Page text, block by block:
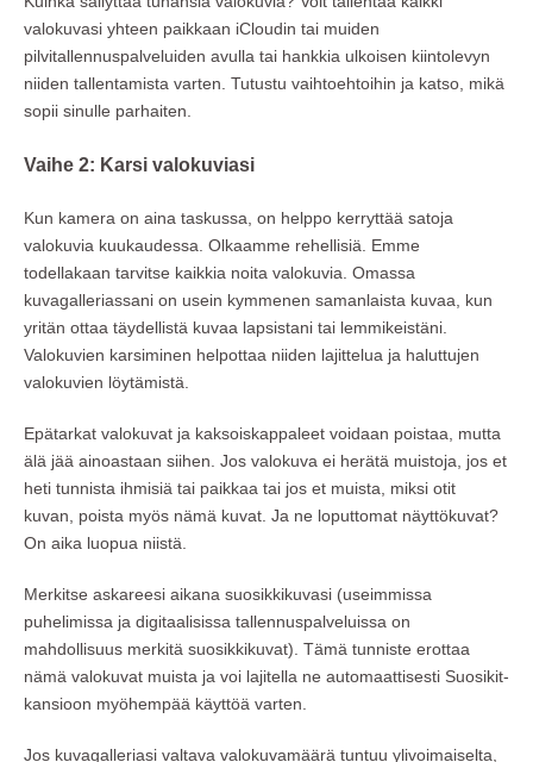
valokuvasi yhteen paikkaan iCloudin tai muiden
pilvitallennuspalveluiden avulla tai hankkia ulkoisen kiintolevyn
niiden tallentamista varten. Tutustu vaihtoehtoihin ja katso, mikä
sopii sinulle parhaiten.
Vaihe 2: Karsi valokuviasi
Kun kamera on aina taskussa, on helppo kerryttää satoja
valokuvia kuukaudessa. Olkaamme rehellisiä. Emme
todellakaan tarvitse kaikkia noita valokuvia. Omassa
kuvagalleriassani on usein kymmenen samanlaista kuvaa, kun
yritän ottaa täydellistä kuvaa lapsistani tai lemmikeistäni.
Valokuvien karsiminen helpottaa niiden lajittelua ja haluttujen
valokuvien löytämistä.
Epätarkat valokuvat ja kaksoiskappaleet voidaan poistaa, mutta
älä jää ainoastaan siihen. Jos valokuva ei herätä muistoja, jos et
heti tunnista ihmisiä tai paikkaa tai jos et muista, miksi otit
kuvan, poista myös nämä kuvat. Ja ne loputtomat näyttökuvat?
On aika luopua niistä.
Merkitse askareesi aikana suosikkikuvasi (useimmissa
puhelimissa ja digitaalisissa tallennuspalveluissa on
mahdollisuus merkitä suosikkikuvat). Tämä tunniste erottaa
nämä valokuvat muista ja voi lajitella ne automaattisesti Suosikit-
kansioon myöhempää käyttöä varten.
Jos kuvagalleriasi valtava valokuvamäärä tuntuu ylivoimaiselta,